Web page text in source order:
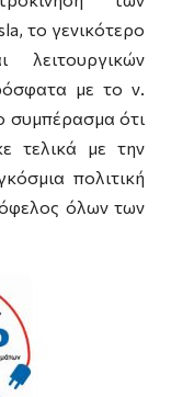
, το γενικότερο
λειτουργικών
με το ν.
συμπέρασμα ότι
τελικά με την
πολιτική
όλων των